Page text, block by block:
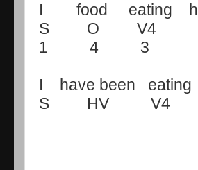
I
food eating
S
O V4
1
4 3
I have been eating
S
HV V4